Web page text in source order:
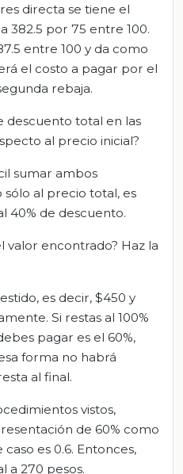
directa se tiene el
382.5 por 75 entre 100.
entre 100 y da como
el costo a pagar por el
rebaja.
descuento total en las
al precio inicial?
sumar ambos
al precio total, es
40% de descuento.
valor encontrado? Haz la
es decir, $450 y
Si restas al 100%
pagar es el 60%,
forma no habrá
al final.
vistos,
de 60% como
es 0.6. Entonces,
a 270 pesos.